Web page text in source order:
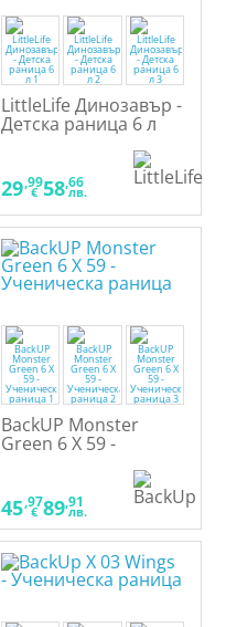
LittleLife Динозавър -
Детска раница 6 л
29,99
€ 58,66
лв.
BackUP Monster
Green 6 X 59 -
45,97
€ 89,91
лв.